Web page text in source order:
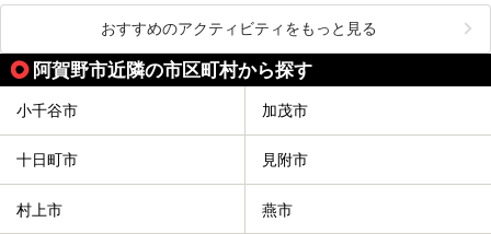
おすすめのアクティビティをもっと見る
阿賀野市近隣の市区町村から探す
小千谷市 加茂市
十日町市 見附市
村上市 燕市